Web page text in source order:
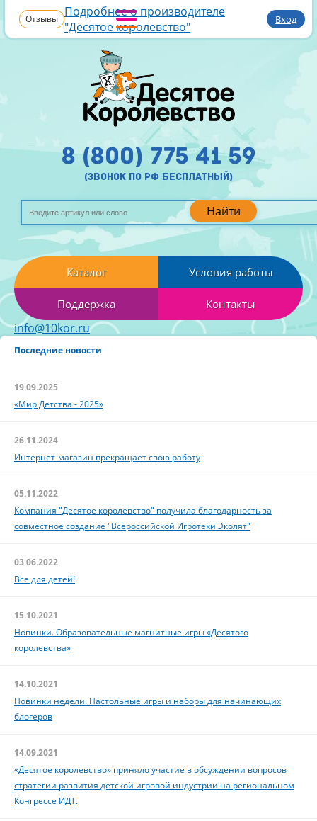
Отзывы Подробнее о производителе
"Десятое королевство"
Вход
Найти
8 (800) 775 41 59
(звонок по рф бесплатный)
Каталог Условия работы
Поддержка Контакты
info@10kor.ru
Последние новости
19.09.2025
«Мир Детства - 2025»
26.11.2024
Интернет-магазин прекращает свою работу
05.11.2022
Компания "Десятое королевство" получила благодарность за
совместное создание "Всероссийской Игротеки Эколят"
03.06.2022
Все для детей!
15.10.2021
Новинки. Образовательные магнитные игры «Десятого
королевства»
14.10.2021
Новинки недели. Настольные игры и наборы для начинающих
блогеров
14.09.2021
«Десятое королевство» приняло участие в обсуждении вопросов
стратегии развития детской игровой индустрии на региональном
Конгрессе ИДТ.